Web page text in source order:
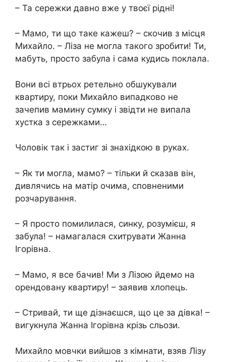
– Та сережки давно вже у твоєї рідні!
– Мамо, ти що таке кажеш? – скочив з місця
Михайло. – Ліза не могла такого зробити! Ти,
мабуть, просто забула і сама кудись поклала.
Вони всі втрьох ретельно обшукували
квартиру, поки Михайло випадково не
зачепив мамину сумку і звідти не випала
хустка з сережками…
Чоловік так і застиг зі знахідкою в руках.
– Як ти могла, мамо? – тільки й сказав він,
дивлячись на матір очима, сповненими
розчарування.
– Я просто помилилася, синку, розумієш, я
забула! – намагалася схитрувати Жанна
Ігорівна.
– Мамо, я все бачив! Ми з Лізою йдемо на
орендовану квартиру! – заявив хлопець.
– Стривай, ти ще дізнаєшся, що це за дівка! –
вигукнула Жанна Ігорівна крізь сльози.
Михайло мовчки вийшов з кімнати, взяв Лізу